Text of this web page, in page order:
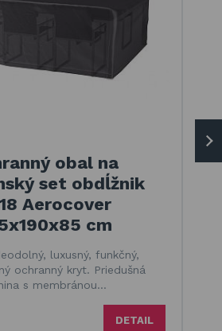
obal na
set obdĺžnik
Aerocover
cm
luxusný, funkčný,
ochranný kryt. Priedušná
s membránou…
DETAIL